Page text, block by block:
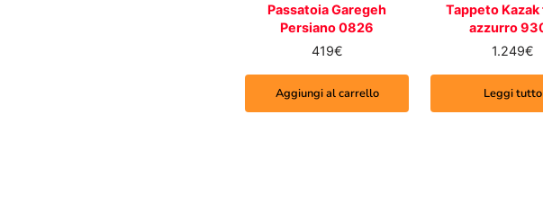
Passatoia Garegeh
Persiano 0826
419€
Aggiungi al carrello
Tappeto
azzurro
1.249€
Leggi tutto